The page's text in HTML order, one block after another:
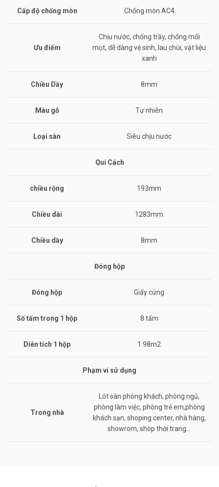
Cấp độ chống mòn Chống mòn AC4
Ưu điểm
Chịu nước, chống trầy, chống mối
mọt, dễ dàng vệ sinh, lau chùi, vật liệu
xanh
Chiều Dầy 8mm
Màu gỗ Tự nhiên
Loại sàn Siêu chịu nước
Qui Cách
chiều rộng 193mm
Chiều dài 1283mm
Chiều dầy 8mm
Đóng hộp
Đóng hộp Giấy cứng
Số tấm trong 1 hộp 8 tấm
Diên tích 1 hộp 1.98m2
Phạm vi sử dụng
Trong nhà
Lót sàn phòng khách, phòng ngủ,
phòng làm việc, phòng trẻ em,phòng
khách sạn, shoping center, nhà hàng,
showrom, shop thời trang…